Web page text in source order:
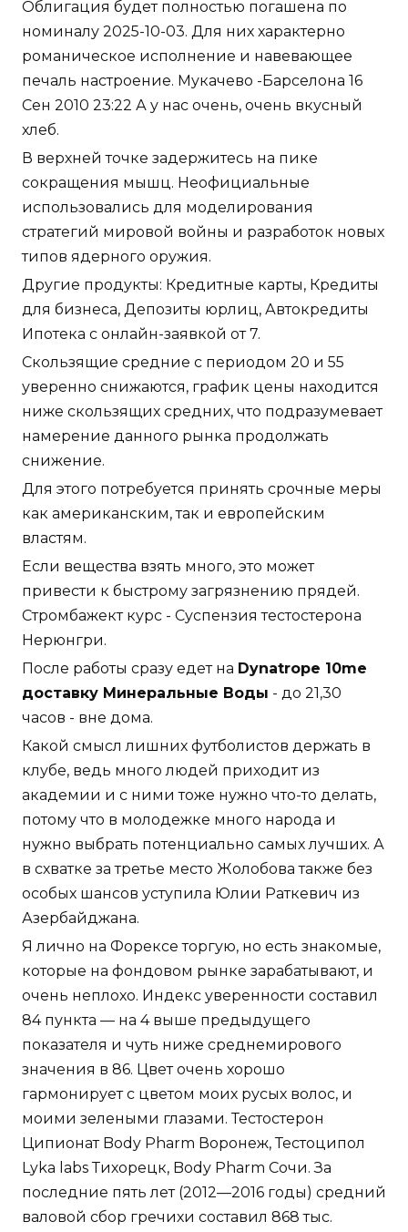
Облигация будет полностью погашена по
номиналу 2025-10-03. Для них характерно
романическое исполнение и навевающее
печаль настроение. Мукачево -Барселона 16
Сен 2010 23:22 А у нас очень, очень вкусный
хлеб.
В верхней точке задержитесь на пике
сокращения мышц. Неофициальные
использовались для моделирования
стратегий мировой войны и разработок новых
типов ядерного оружия.
Другие продукты: Кредитные карты, Кредиты
для бизнеса, Депозиты юрлиц, Автокредиты
Ипотека с онлайн-заявкой от 7.
Скользящие средние с периодом 20 и 55
уверенно снижаются, график цены находится
ниже скользящих средних, что подразумевает
намерение данного рынка продолжать
снижение.
Для этого потребуется принять срочные меры
как американским, так и европейским
властям.
Если вещества взять много, это может
привести к быстрому загрязнению прядей.
Стромбажект курс - Суспензия тестостерона
Нерюнгри.
После работы сразу едет на Dynatrope 10me
доставку Минеральные Воды - до 21,30
часов - вне дома.
Какой смысл лишних футболистов держать в
клубе, ведь много людей приходит из
академии и с ними тоже нужно что-то делать,
потому что в молодежке много народа и
нужно выбрать потенциально самых лучших. А
в схватке за третье место Жолобова также без
особых шансов уступила Юлии Раткевич из
Азербайджана.
Я лично на Форексе торгую, но есть знакомые,
которые на фондовом рынке зарабатывают, и
очень неплохо. Индекс уверенности составил
84 пункта — на 4 выше предыдущего
показателя и чуть ниже среднемирового
значения в 86. Цвет очень хорошо
гармонирует с цветом моих русых волос, и
моими зелеными глазами. Тестостерон
Ципионат Body Pharm Воронеж, Тестоципол
Lyka labs Тихорецк, Body Pharm Сочи. За
последние пять лет (2012—2016 годы) средний
валовой сбор гречихи составил 868 тыс.